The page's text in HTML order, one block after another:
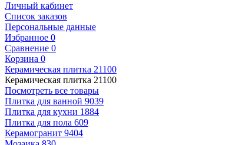
Личный кабинет
Список заказов
Персональные данные
Избранное 0
Сравнение 0
Корзина 0
Керамическая плитка 21100
Керамическая плитка 21100
Посмотреть все товары
Плитка для ванной 9039
Плитка для кухни 1884
Плитка для пола 609
Керамогранит 9404